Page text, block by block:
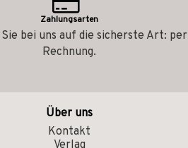
Zahlungsarten
bei uns auf die sicherste Art: per
Rechnung.
Über uns
Kontakt
Verlag